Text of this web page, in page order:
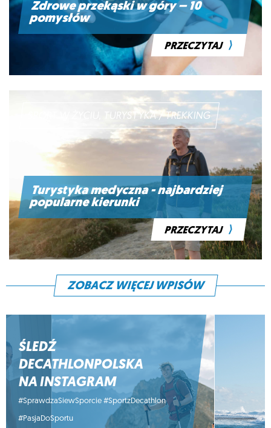
Zdrowe przekąski w góry – 10
pomysłów
PRZECZYTAJ ⟩
SPORT W ŻYCIU, TURYSTYKA / TREKKING
Turystyka medyczna - najbardziej
popularne kierunki
PRZECZYTAJ ⟩
ZOBACZ WIĘCEJ WPISÓW
ŚLEDŹ
DECATHLONPOLSKA
NA INSTAGRAM
#SprawdzaSiewSporcie #SportzDecathlon
#PasjaDoSportu